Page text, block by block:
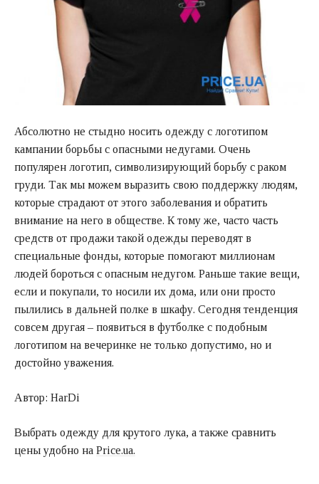
Абсолютно не стыдно носить одежду с логотипом
кампании борьбы с опасными недугами. Очень
популярен логотип, символизирующий борьбу с раком
груди. Так мы можем выразить свою поддержку людям,
которые страдают от этого заболевания и обратить
внимание на него в обществе. К тому же, часто часть
средств от продажи такой одежды переводят в
специальные фонды, которые помогают миллионам
людей бороться с опасным недугом. Раньше такие вещи,
если и покупали, то носили их дома, или они просто
пылились в дальней полке в шкафу. Сегодня тенденция
совсем другая – появиться в футболке с подобным
логотипом на вечеринке не только допустимо, но и
достойно уважения.
Автор: HarDi
Выбрать одежду для крутого лука, а также сравнить
цены удобно на Price.ua.